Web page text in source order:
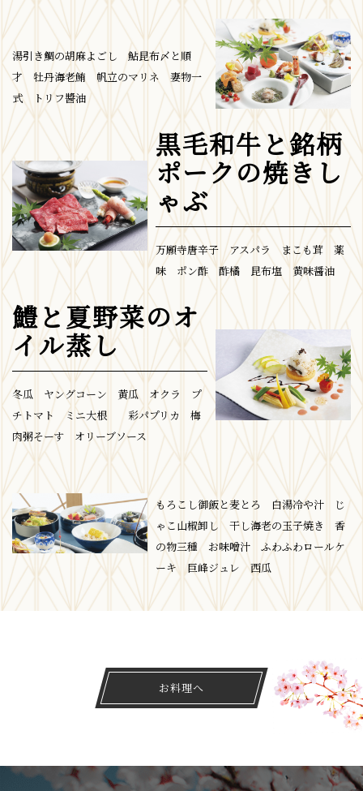
湯引き鯛の胡麻よごし 鮎昆布〆と順
才 牡丹海老鮪 帆立のマリネ 妻物一
式 トリフ醬油
黒毛和牛と銘柄
ポークの焼きし
ゃぶ
万願寺唐辛子 アスパラ まこも茸 薬
味 ポン酢 酢橘 昆布塩 黄味醤油
鱧と夏野菜のオ
イル蒸し
冬瓜 ヤングコーン 黄瓜 オクラ プ
チトマト ミニ大根 彩パプリカ 梅
肉粥そーす オリーブソース
もろこし御飯と麦とろ 白湯冷や汁 じ
ゃこ山椒卸し 干し海老の玉子焼き 香
の物三種 お味噌汁 ふわふわロールケ
ーキ 巨峰ジュレ 西瓜
お料理へ